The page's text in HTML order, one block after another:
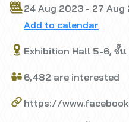
24 Aug 2023 - 27 Aug
Add to calendar
Exhibition Hall 5-6, ชั้น
6,482 are interested
https://